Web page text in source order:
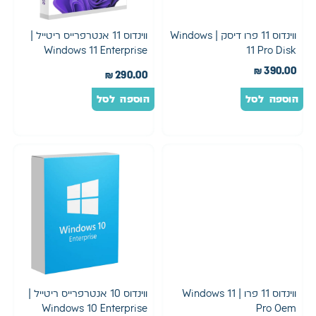
ווינדוס 11 פרו דיסק | Windows
11 Pro Disk
₪390.00
הוספה לסל
ווינדוס 11 אנטרפרייס ריטייל |
Windows 11 Enterprise
₪290.00
הוספה לסל
ווינדוס 11 פרו | Windows 11
Pro Oem
ווינדוס 10 אנטרפרייס ריטייל |
Windows 10 Enterprise